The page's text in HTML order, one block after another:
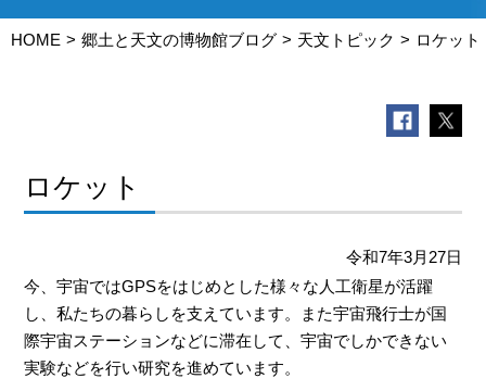
HOME 郷土と天文の博物館ブログ 天文トピック ロケット
ロケット
令和7年3月27日
今、宇宙ではGPSをはじめとした様々な人工衛星が活躍
し、私たちの暮らしを支えています。また宇宙飛行士が国
際宇宙ステーションなどに滞在して、宇宙でしかできない
実験などを行い研究を進めています。